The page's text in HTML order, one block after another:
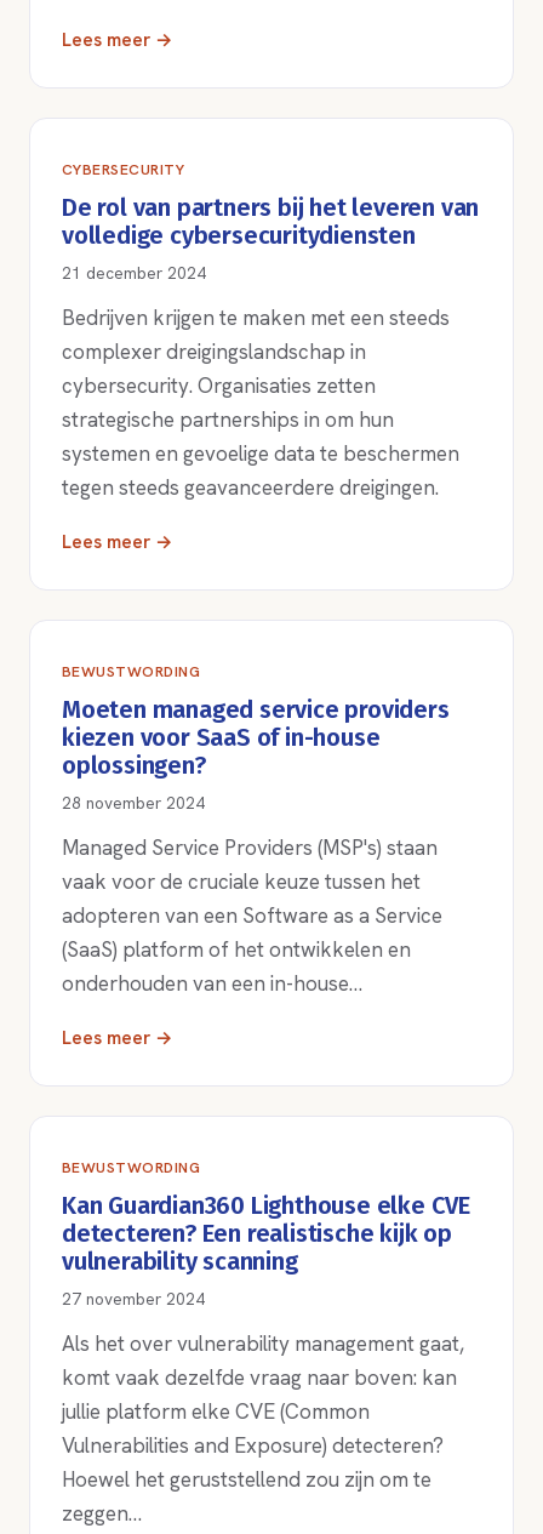
Lees meer →
CYBERSECURITY
De rol van partners bij het leveren van
volledige cybersecuritydiensten
21 december 2024
Bedrijven krijgen te maken met een steeds
complexer dreigingslandschap in
cybersecurity. Organisaties zetten
strategische partnerships in om hun
systemen en gevoelige data te beschermen
tegen steeds geavanceerdere dreigingen.
Lees meer →
BEWUSTWORDING
Moeten managed service providers
kiezen voor SaaS of in-house
oplossingen?
28 november 2024
Managed Service Providers (MSP's) staan
vaak voor de cruciale keuze tussen het
adopteren van een Software as a Service
(SaaS) platform of het ontwikkelen en
onderhouden van een in-house…
Lees meer →
BEWUSTWORDING
Kan Guardian360 Lighthouse elke CVE
detecteren? Een realistische kijk op
vulnerability scanning
27 november 2024
Als het over vulnerability management gaat,
komt vaak dezelfde vraag naar boven: kan
jullie platform elke CVE (Common
Vulnerabilities and Exposure) detecteren?
Hoewel het geruststellend zou zijn om te
zeggen…